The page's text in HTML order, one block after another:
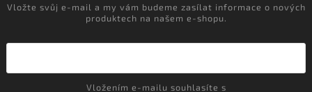
Vložte svůj e-mail a my vám budeme zasílat informace o nových
produktech na našem e-shopu.